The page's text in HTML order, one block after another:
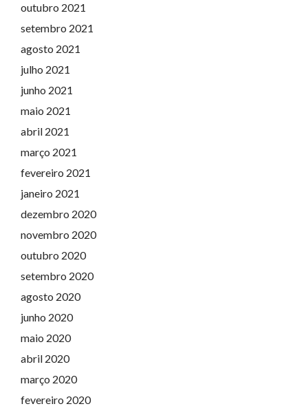
outubro 2021
setembro 2021
agosto 2021
julho 2021
junho 2021
maio 2021
abril 2021
março 2021
fevereiro 2021
janeiro 2021
dezembro 2020
novembro 2020
outubro 2020
setembro 2020
agosto 2020
junho 2020
maio 2020
abril 2020
março 2020
fevereiro 2020